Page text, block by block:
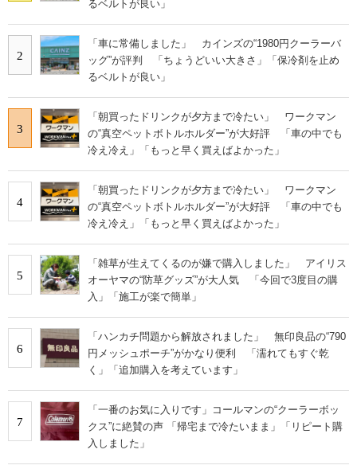
るベルトが良い」
2
「車に常備しました」 カインズの“1980円クーラーバ
ッグ”が評判 「ちょうどいい大きさ」「保冷剤を止め
るベルトが良い」
3
「朝買ったドリンクが夕方まで冷たい」 ワークマン
の“真空ペットボトルホルダー”が大好評 「車の中でも
冷え冷え」「もっと早く買えばよかった」
4
「朝買ったドリンクが夕方まで冷たい」 ワークマン
の“真空ペットボトルホルダー”が大好評 「車の中でも
冷え冷え」「もっと早く買えばよかった」
5
「雑草が生えてくるのが嫌で購入しました」 アイリス
オーヤマの“防草グッズ”が大人気 「今回で3度目の購
入」「施工が楽で簡単」
6
「ハンカチ問題から解放されました」 無印良品の“790
円メッシュポーチ”がかなり便利 「濡れてもすぐ乾
く」「追加購入を考えています」
7
「一番のお気に入りです」コールマンの“クーラーボッ
クス”に絶賛の声 「帰宅まで冷たいまま」「リピート購
入しました」